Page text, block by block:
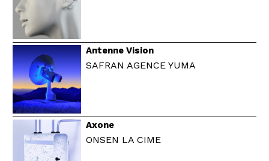
Antenne Vision
SAFRAN AGENCE YUMA
Axone
ONSEN LA CIME